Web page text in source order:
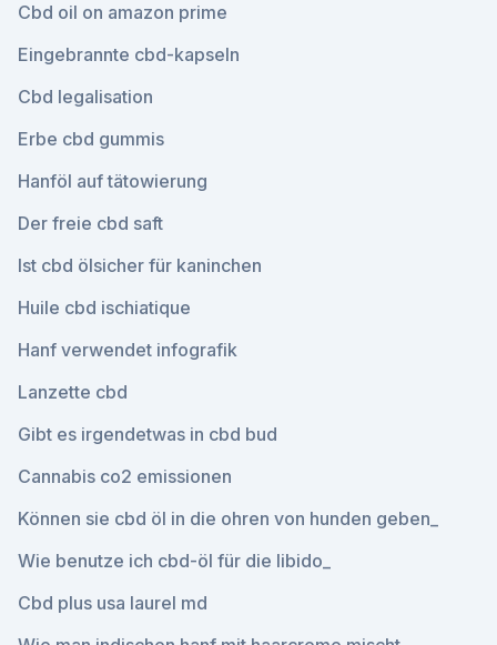
Cbd oil on amazon prime
Eingebrannte cbd-kapseln
Cbd legalisation
Erbe cbd gummis
Hanföl auf tätowierung
Der freie cbd saft
Ist cbd ölsicher für kaninchen
Huile cbd ischiatique
Hanf verwendet infografik
Lanzette cbd
Gibt es irgendetwas in cbd bud
Cannabis co2 emissionen
Können sie cbd öl in die ohren von hunden geben_
Wie benutze ich cbd-öl für die libido_
Cbd plus usa laurel md